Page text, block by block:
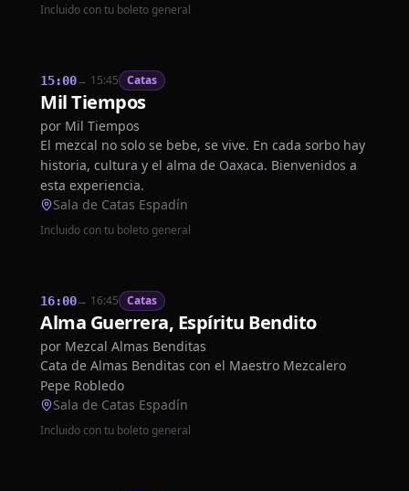
Incluido con tu boleto general
15:00→ 15:45 Catas
Mil Tiempos
por Mil Tiempos
El mezcal no solo se bebe, se vive. En cada sorbo hay
historia, cultura y el alma de Oaxaca. Bienvenidos a
esta experiencia.
Sala de Catas Espadín
Incluido con tu boleto general
16:00→ 16:45 Catas
Alma Guerrera, Espíritu Bendito
por Mezcal Almas Benditas
Cata de Almas Benditas con el Maestro Mezcalero
Pepe Robledo
Sala de Catas Espadín
Incluido con tu boleto general